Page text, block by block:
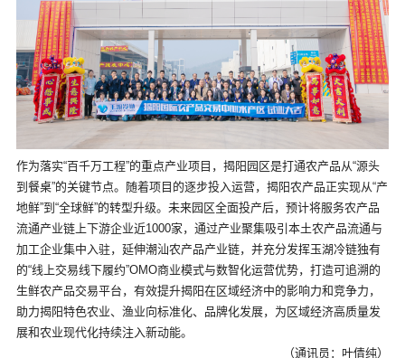
作为落实“百千万工程”的重点产业项目，揭阳园区是打通农产品从“源头
到餐桌”的关键节点。随着项目的逐步投入运营，揭阳农产品正实现从“产
地鲜”到“全球鲜”的转型升级。未来园区全面投产后，预计将服务农产品
流通产业链上下游企业近1000家，通过产业聚集吸引本土农产品流通与
加工企业集中入驻，延伸潮汕农产品产业链，并充分发挥玉湖冷链独有
的“线上交易线下履约”OMO商业模式与数智化运营优势，打造可追溯的
生鲜农产品交易平台，有效提升揭阳在区域经济中的影响力和竞争力，
助力揭阳特色农业、渔业向标准化、品牌化发展，为区域经济高质量发
展和农业现代化持续注入新动能。
（通讯员：叶倩纯）